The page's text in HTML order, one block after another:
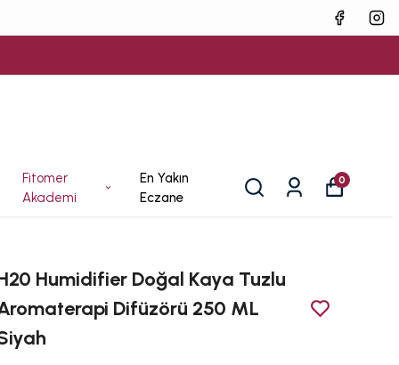
Fitomer
Akademi
En Yakın
Eczane
0
Humidifier Doğal Kaya Tuzlu
Difüzörü 250 ML